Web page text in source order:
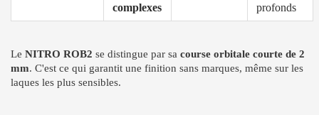
complexes
profonds
Le NITRO ROB2 se distingue par sa course orbitale courte de 2
mm. C'est ce qui garantit une finition sans marques, même sur les
laques les plus sensibles.